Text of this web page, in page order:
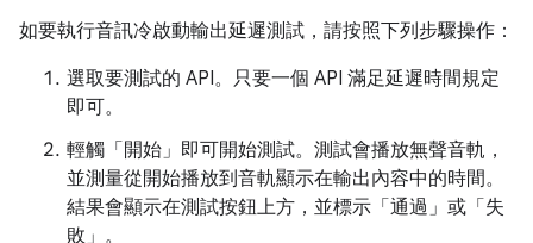
如要執行音訊冷啟動輸出延遲測試，請按照下列步驟操作：
選取要測試的 API。只要一個 API 滿足延遲時間規定
即可。
輕觸「開始」 即可開始測試。測試會播放無聲音軌，
並測量從開始播放到音軌顯示在輸出內容中的時間。
結果會顯示在測試按鈕上方，並標示「通過」或「失
敗」。